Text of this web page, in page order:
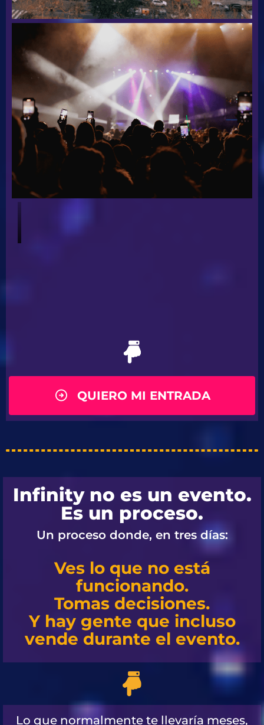
QUIERO MI ENTRADA
Infinity no es un evento.
Es un proceso.
Un proceso donde, en tres días:
Ves lo que no está
funcionando.
Tomas decisiones.
Y hay gente que incluso
vende durante el evento.
Lo que normalmente te llevaría meses,